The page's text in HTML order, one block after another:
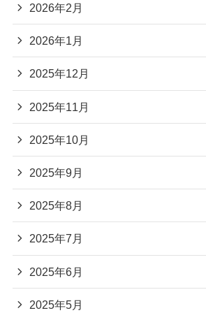
2026年2月
2026年1月
2025年12月
2025年11月
2025年10月
2025年9月
2025年8月
2025年7月
2025年6月
2025年5月